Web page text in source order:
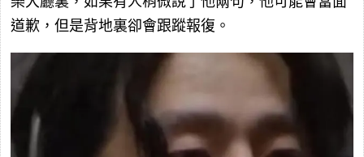
道歉，但是背地裏卻會跟蹤報復。